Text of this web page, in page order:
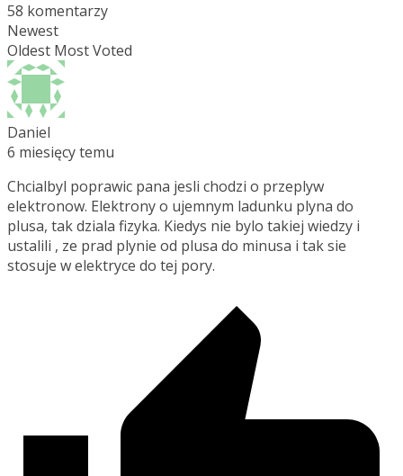
58 komentarzy
Newest
Oldest Most Voted
Daniel
6 miesięcy temu
Chcialbyl poprawic pana jesli chodzi o przeplyw
elektronow. Elektrony o ujemnym ladunku plyna do
plusa, tak dziala fizyka. Kiedys nie bylo takiej wiedzy i
ustalili , ze prad plynie od plusa do minusa i tak sie
stosuje w elektryce do tej pory.